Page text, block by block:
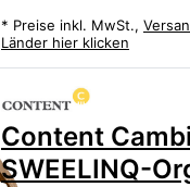
* Preise inkl. MwSt.,
Länder hier klicken
Content
SWEELINQ-